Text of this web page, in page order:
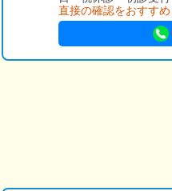
直接の確認をおすす